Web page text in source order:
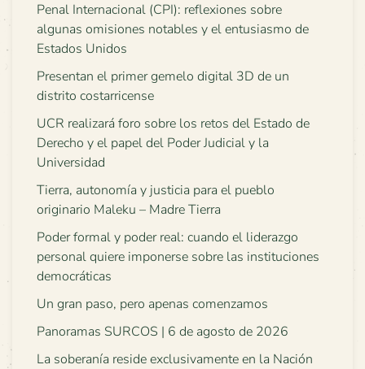
Penal Internacional (CPI): reflexiones sobre
algunas omisiones notables y el entusiasmo de
Estados Unidos
Presentan el primer gemelo digital 3D de un
distrito costarricense
UCR realizará foro sobre los retos del Estado de
Derecho y el papel del Poder Judicial y la
Universidad
Tierra, autonomía y justicia para el pueblo
originario Maleku – Madre Tierra
Poder formal y poder real: cuando el liderazgo
personal quiere imponerse sobre las instituciones
democráticas
Un gran paso, pero apenas comenzamos
Panoramas SURCOS | 6 de agosto de 2026
La soberanía reside exclusivamente en la Nación